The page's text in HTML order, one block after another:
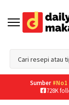
Sumber #No1
728K